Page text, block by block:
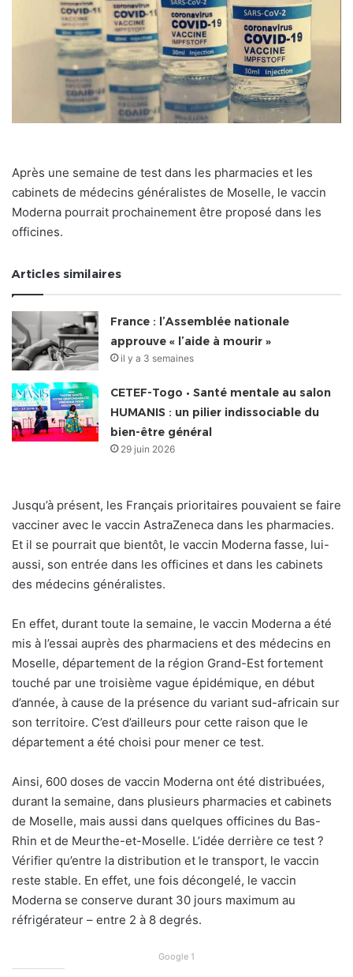
Après une semaine de test dans les pharmacies et les
cabinets de médecins généralistes de Moselle, le vaccin
Moderna pourrait prochainement être proposé dans les
officines.
Articles similaires
France : l’Assemblée nationale
approuve « l’aide à mourir »
il y a 3 semaines
CETEF-Togo • Santé mentale au salon
HUMANIS : un pilier indissociable du
bien-être général
29 juin 2026
Jusqu’à présent, les Français prioritaires pouvaient se faire
vacciner avec le vaccin AstraZeneca dans les pharmacies.
Et il se pourrait que bientôt, le vaccin Moderna fasse, lui-
aussi, son entrée dans les officines et dans les cabinets
des médecins généralistes.
En effet, durant toute la semaine, le vaccin Moderna a été
mis à l’essai auprès des pharmaciens et des médecins en
Moselle, département de la région Grand-Est fortement
touché par une troisième vague épidémique, en début
d’année, à cause de la présence du variant sud-africain sur
son territoire. C’est d’ailleurs pour cette raison que le
département a été choisi pour mener ce test.
Ainsi, 600 doses de vaccin Moderna ont été distribuées,
durant la semaine, dans plusieurs pharmacies et cabinets
de Moselle, mais aussi dans quelques officines du Bas-
Rhin et de Meurthe-et-Moselle. L’idée derrière ce test ?
Vérifier qu’entre la distribution et le transport, le vaccin
reste stable. En effet, une fois décongelé, le vaccin
Moderna se conserve durant 30 jours maximum au
réfrigérateur – entre 2 à 8 degrés.
Google 1